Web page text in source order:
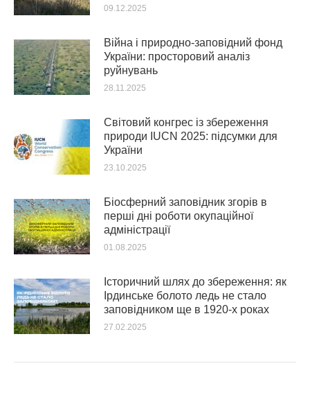
09.12.2025
Війна і природно-заповідний фонд
України: просторовий аналіз
руйнувань
28.11.2025
Світовий конгрес із збереження
природи IUCN 2025: підсумки для
України
23.10.2025
Біосферний заповідник згорів в
перші дні роботи окупаційної
адміністрації
01.08.2025
Історичний шлях до збереження: як
Ірдинське болото ледь не стало
заповідником ще в 1920-х роках
27.02.2025